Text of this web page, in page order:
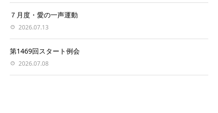
７月度・愛の一声運動
2026.07.13
第1469回スタート例会
2026.07.08